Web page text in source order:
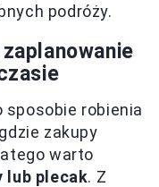
podróży.
sposobie robienia
zakupy
warto
lub plecak. Z